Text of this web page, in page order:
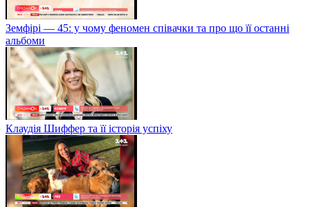
Земфірі — 45: у чому феномен співачки та про що її останні
альбоми
Клаудія Шиффер та її історія успіху